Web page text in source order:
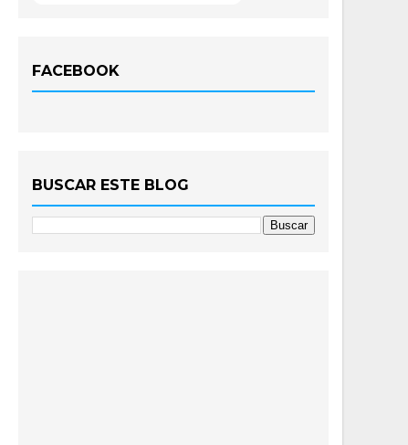
FACEBOOK
BUSCAR ESTE BLOG